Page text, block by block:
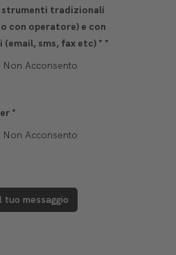
strumenti tradizionali
con operatore) e con
sms, fax etc) * *
Non Acconsento
*
Non Acconsento
tuo messaggio